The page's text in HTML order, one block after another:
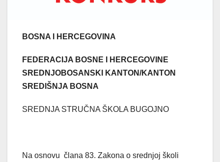
BOSNA I HERCEGOVINA
FEDERACIJA BOSNE I HERCEGOVINE
SREDNJOBOSANSKI KANTON/KANTON
SREDIŠNJA BOSNA
SREDNJA STRUČNA ŠKOLA BUGOJNO
Na osnovu člana 83. Zakona o srednjoj školi